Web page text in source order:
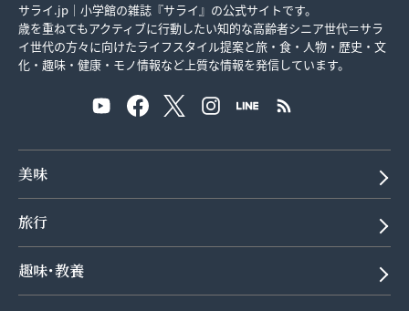
サライ.jp｜小学館の雑誌『サライ』の公式サイトです。
歳を重ねてもアクティブに行動したい知的な高齢者シニア世代＝サラ
イ世代の方々に向けたライフスタイル提案と旅・食・人物・歴史・文
化・趣味・健康・モノ情報など上質な情報を発信しています。
美味
旅行
趣味･教養